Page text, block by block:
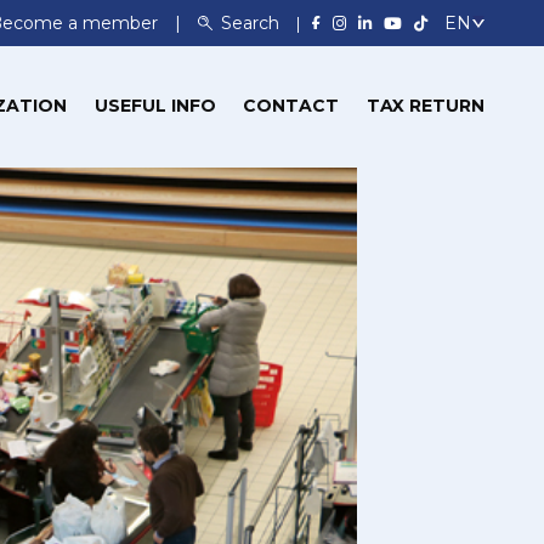
a member Search
USEFUL INFO CONTACT TAX RETURN